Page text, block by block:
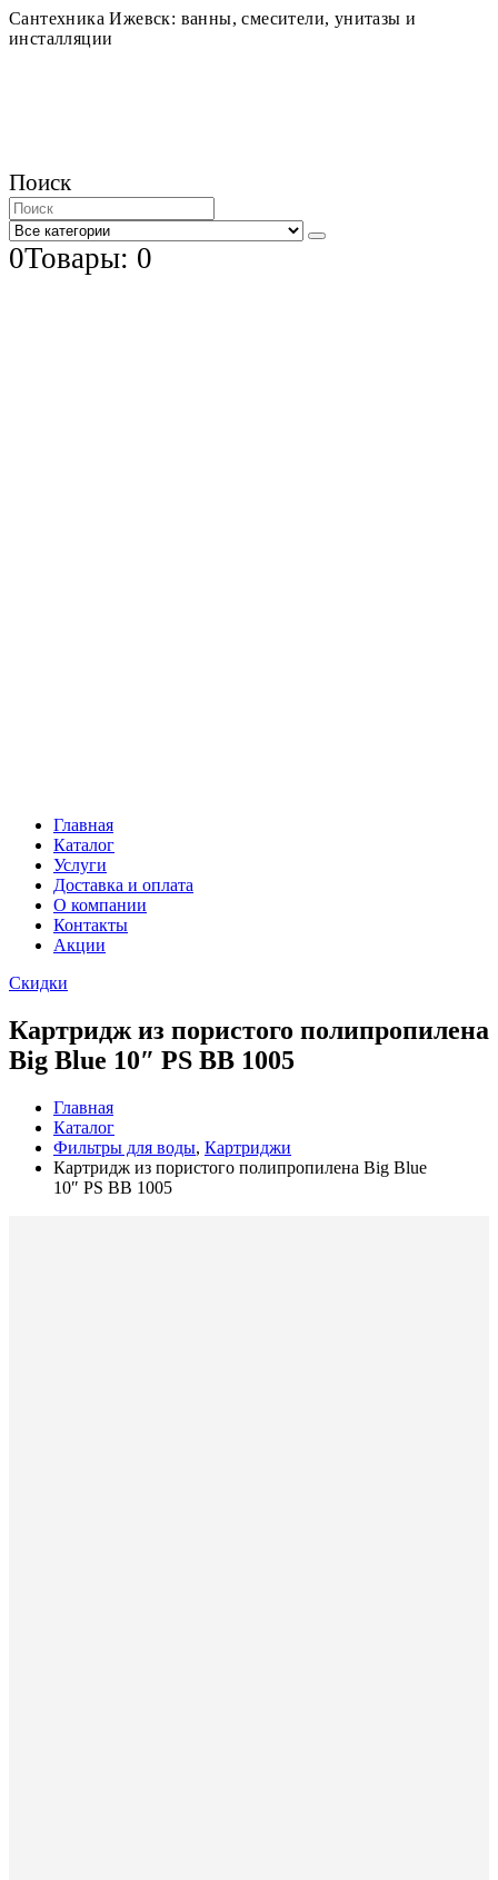
Сантехника Ижевск: ванны, смесители, унитазы и
инсталляции
Поиск
0Товары: 0
Главная
Каталог
Услуги
Доставка и оплата
О компании
Контакты
Акции
Скидки
Картридж из пористого полипропилена
Big Blue 10″ PS BB 1005
Главная
Каталог
Фильтры для воды, Картриджи
Картридж из пористого полипропилена Big Blue
10″ PS BB 1005